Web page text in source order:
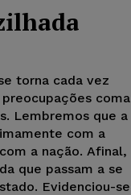
torna cada vez
coma
Lembremos que a
com a
a nação. Afinal,
que passam a se
Evidenciou-se